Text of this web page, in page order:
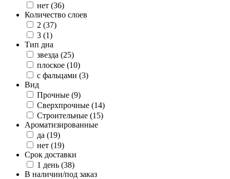
нет (36)
Количество слоев
2 (37)
3 (1)
Тип дна
звезда (25)
плоское (10)
с фальцами (3)
Вид
Прочные (9)
Сверхпрочные (14)
Строительные (15)
Ароматизированные
да (19)
нет (19)
Срок доставки
1 день (38)
В наличии/под заказ